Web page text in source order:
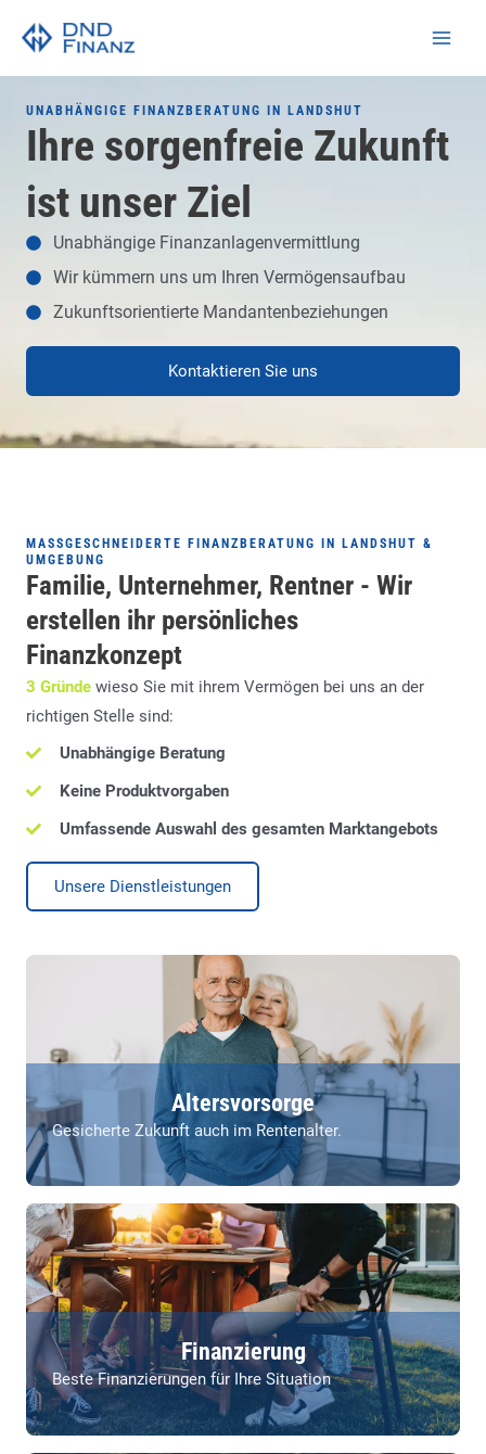
Inhalt
springen
UNABHÄNGIGE FINANZBERATUNG IN LANDSHUT
Ihre sorgenfreie Zukunft
ist unser Ziel
Unabhängige Finanzanlagenvermittlung
Wir kümmern uns um Ihren Vermögensaufbau
Zukunftsorientierte Mandantenbeziehungen
Kontaktieren Sie uns
Altersvorsorge
Gesicherte Zukunft auch im Rentenalter.
Finanzierung
Beste Finanzierungen für Ihre Situation
MASSGESCHNEIDERTE FINANZBERATUNG IN LANDSHUT & U
MGEBUNG
Familie, Unternehmer, Rentner - Wir
erstellen ihr persönliches
Finanzkonzept
3 Gründe wieso Sie mit ihrem Vermögen bei uns an der
richtigen Stelle sind:
Unabhängige Beratung
Keine Produktvorgaben
Umfassende Auswahl des gesamten Marktangebots
Unsere Dienstleistungen